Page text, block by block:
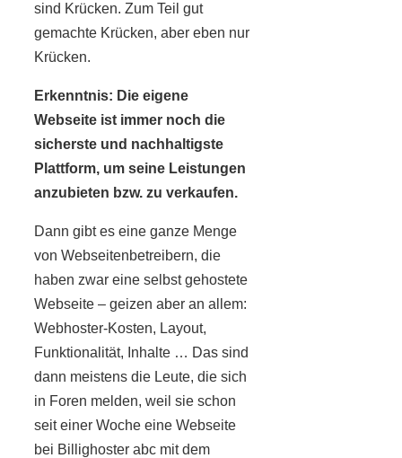
sind Krücken. Zum Teil gut
gemachte Krücken, aber eben nur
Krücken.
Erkenntnis: Die eigene
Webseite ist immer noch die
sicherste und nachhaltigste
Plattform, um seine Leistungen
anzubieten bzw. zu verkaufen.
Dann gibt es eine ganze Menge
von Webseitenbetreibern, die
haben zwar eine selbst gehostete
Webseite – geizen aber an allem:
Webhoster-Kosten, Layout,
Funktionalität, Inhalte … Das sind
dann meistens die Leute, die sich
in Foren melden, weil sie schon
seit einer Woche eine Webseite
bei Billighoster abc mit dem